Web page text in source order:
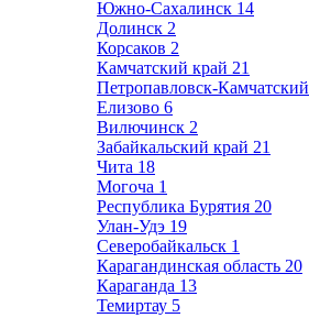
Южно-Сахалинск 14
Долинск 2
Корсаков 2
Камчатский край 21
Петропавловск-Камчатский
Елизово 6
Вилючинск 2
Забайкальский край 21
Чита 18
Могоча 1
Республика Бурятия 20
Улан-Удэ 19
Северобайкальск 1
Карагандинская область 20
Караганда 13
Темиртау 5